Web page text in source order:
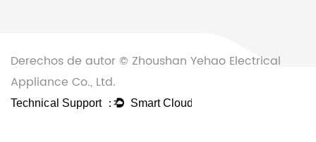
Derechos de autor © Zhoushan Yehao Electrical
Appliance Co., Ltd.